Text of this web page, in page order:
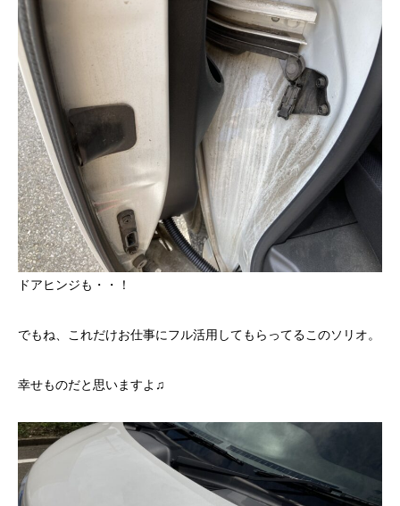
ドアヒンジも・・！
でもね、これだけお仕事にフル活用してもらってるこのソリオ。
幸せものだと思いますよ♫